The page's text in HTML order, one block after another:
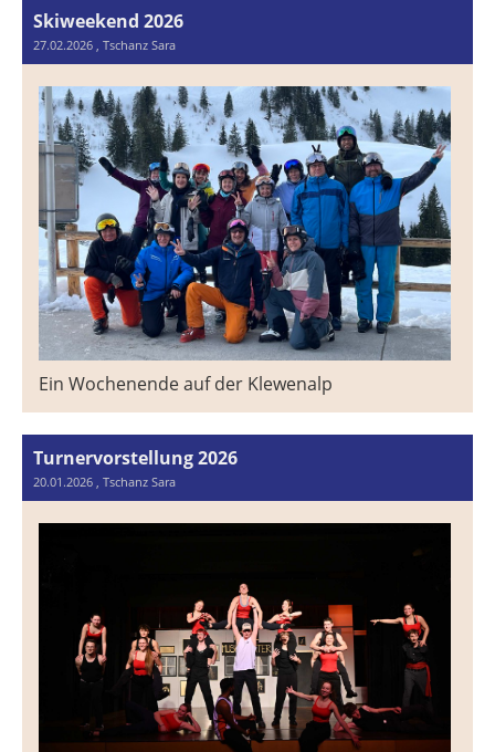
Skiweekend 2026
27.02.2026 , Tschanz Sara
Ein Wochenende auf der Klewenalp
Turnervorstellung 2026
20.01.2026 , Tschanz Sara